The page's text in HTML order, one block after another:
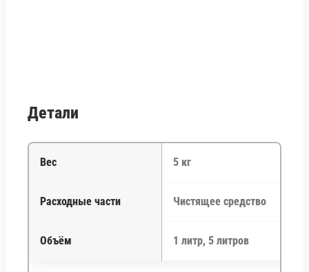
Детали
Вес 5 кг
Расходные части Чистящее средство
Объём 1 литр, 5 литров